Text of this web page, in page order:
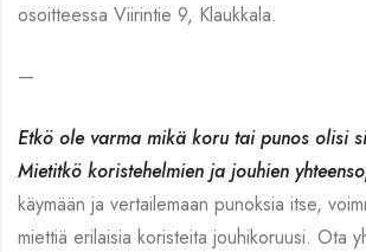
osoitteessa Viirintie 9, Klaukkala.
—
Etkö ole varma mikä koru tai punos olisi
Mietitkö koristehelmien ja jouhien
käymään ja vertailemaan punoksia itse,
miettiä erilaisia koristeita jouhikoruusi. Ota